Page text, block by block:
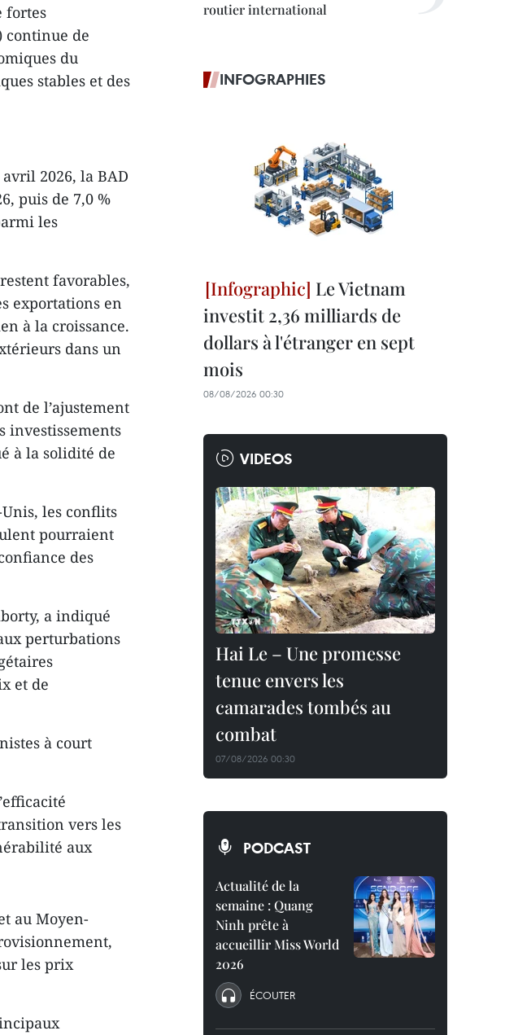
fortes
continue de
du
stables et des
2026, la BAD
puis de 7,0 %
les
favorables,
exportations en
à la croissance.
dans un
de l’ajustement
investissements
à la solidité de
les conflits
pourraient
des
a indiqué
perturbations
et de
à court
vers les
aux
au Moyen-
les prix
routier international
INFOGRAPHIES
Le Vietnam
investit 2,36 milliards de
dollars à l'étranger en sept
mois
08/08/2026 00:30
VIDEOS
Hai Le – Une promesse
tenue envers les
camarades tombés au
combat
07/08/2026 00:30
PODCAST
Actualité de la
semaine : Quang
Ninh prête à
accueillir Miss World
2026
ÉCOUTER